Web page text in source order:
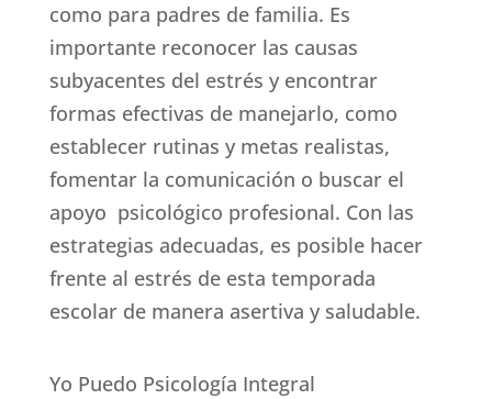
como para padres de familia. Es
importante reconocer las causas
subyacentes del estrés y encontrar
formas efectivas de manejarlo, como
establecer rutinas y metas realistas,
fomentar la comunicación o buscar el
apoyo psicológico profesional. Con las
estrategias adecuadas, es posible hacer
frente al estrés de esta temporada
escolar de manera asertiva y saludable.
Yo Puedo Psicología Integral